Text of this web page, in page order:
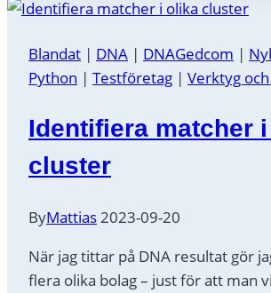
kommer
delning
av
resultat!
Blandat | DNA | DNAGedcom |
Python | Testföretag | Verktyg
Identifiera matcher
cluster
ByMattias2023-09-20
När jag tittar på DNA resultat gör
flera olika bolag – just för att man